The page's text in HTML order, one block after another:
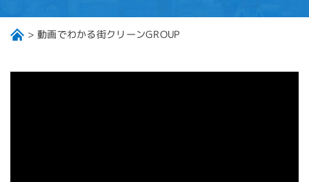
動画でわかる街クリーンGROUP